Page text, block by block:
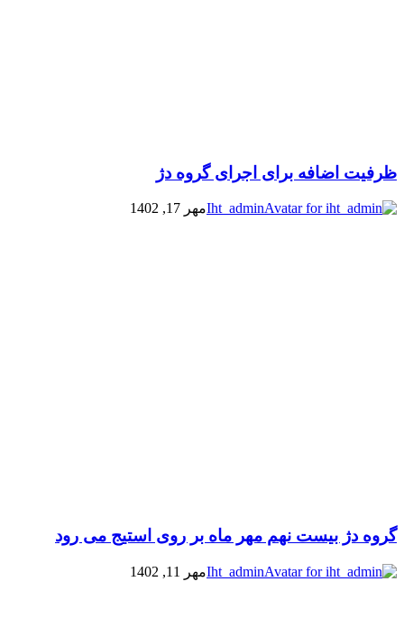
ظرفیت اضافه برای اجرای گروه دژ
Iht_adminمهر 17, 1402
گروه دژ بیست نهم مهر ماه بر روی استیج می رود
Iht_adminمهر 11, 1402